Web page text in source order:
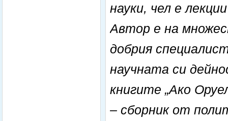
науки, чел е
Автор е на
добрия
научната си
книгите „Ако
– сборник от